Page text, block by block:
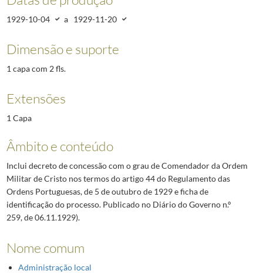
1929-10-04 a 1929-11-20
Dimensão e suporte
1 capa com 2 fls.
Extensões
1 Capa
Âmbito e conteúdo
Inclui decreto de concessão com o grau de Comendador da Ordem
Militar de Cristo nos termos do artigo 44 do Regulamento das
Ordens Portuguesas, de 5 de outubro de 1929 e ficha de
identificação do processo. Publicado no Diário do Governo n.º
259, de 06.11.1929).
Nome comum
Administração local